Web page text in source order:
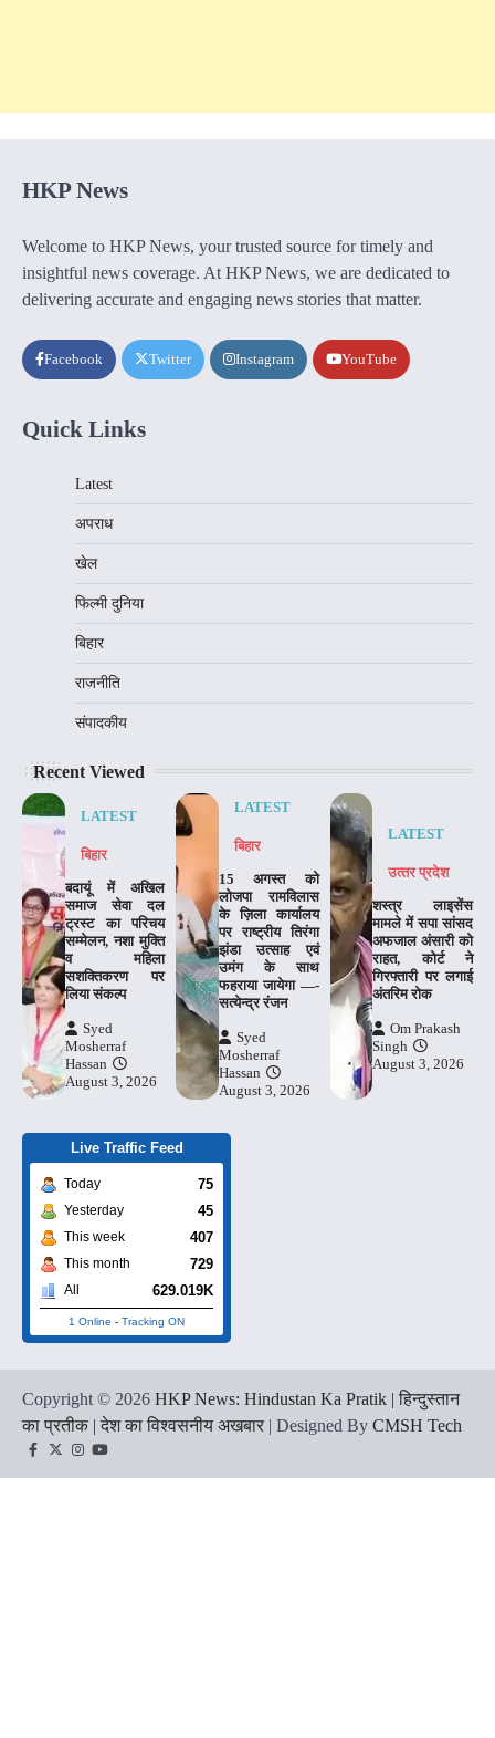
HKP News
Welcome to HKP News, your trusted source for timely and
insightful news coverage. At HKP News, we are dedicated to
delivering accurate and engaging news stories that matter.
Facebook Twitter Instagram YouTube
Quick Links
Latest
अपराध
खेल
फिल्मी दुनिया
बिहार
राजनीति
संपादकीय
Recent Viewed
LATEST
बिहार
बदायूं में अखिल
समाज सेवा दल
ट्रस्ट का परिचय
सम्मेलन, नशा मुक्ति
व महिला
सशक्तिकरण पर
लिया संकल्प
Syed
Mosherraf
Hassan
August 3, 2026
LATEST
बिहार
15 अगस्त को
लोजपा रामविलास
के ज़िला कार्यालय
पर राष्ट्रीय तिरंगा
झंडा उत्साह एवं
उमंग के साथ
फहराया जायेगा —-
सत्येन्द्र रंजन
Syed
Mosherraf
Hassan
August 3, 2026
LATEST
उत्‍तर प्रदेश
शस्त्र लाइसेंस
मामले में सपा सांसद
अफजाल अंसारी को
राहत, कोर्ट ने
गिरफ्तारी पर लगाई
अंतरिम रोक
Om Prakash
Singh
August 3, 2026
Live Traffic Feed
Today 75
Yesterday 45
This week 407
This month 729
All 629.019K
1 Online - Tracking ON
Copyright © 2026 HKP News: Hindustan Ka Pratik | हिन्दुस्तान
का प्रतीक | देश का विश्वसनीय अखबार | Designed By CMSH Tech
Facebook
TwitterInstagram
YouTube